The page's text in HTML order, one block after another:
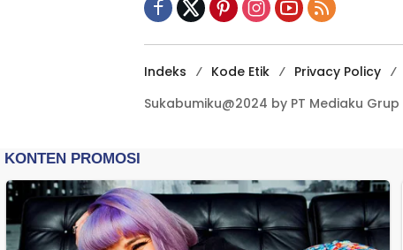
Indeks Kode Etik Privacy Policy
Sukabumiku@2024 by PT Mediaku